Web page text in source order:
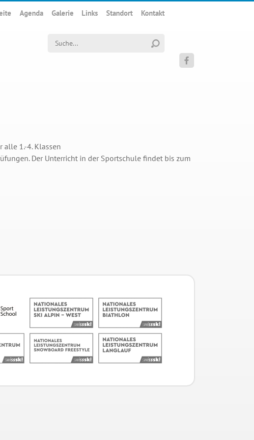
Agenda Galerie Links Standort Kontakt
Suchwort

1.-4. Klassen
Der Unterricht in der Sportschule findet bis zum